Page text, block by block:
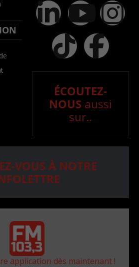
ÉCOUTEZ-
NOUS aussi
sur..
VOUS À NOTRE
application dès maintenant !